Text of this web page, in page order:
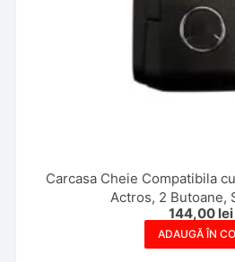
Carcasa Cheie Compatibila
Actros, 2 Butoane,
144,00 lei
ADAUGĂ ÎN